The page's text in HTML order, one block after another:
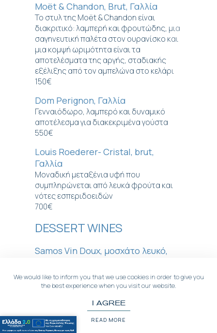
Moët & Chandon, Brut, Γαλλία
Το στυλ της Moët & Chandon είναι
διακριτικό: λαμπερή και φρουτώδης, μια
σαγηνευτική παλέτα στον ουρανίσκο και
μια κομψή ωριμότητα είναι τα
αποτελέσματα της αργής, σταδιακής
εξέλιξης από τον αμπελώνα στο κελάρι
150€
Dom Perignon, Γαλλία
Γενναιόδωρο, λαμπερό και δυναμικό
αποτέλεσμα για διακεκριμένα γούστα
550€
Louis Roederer- Cristal, brut,
Γαλλία
Μοναδική μεταξένια υφή που
συμπληρώνεται από λευκά φρούτα και
νότες εσπεριδοειδών
700€
DESSERT WINES
Samos Vin Doux, μοσχάτο λευκό,
Ελκυστικό, εκρηκτικό, φρουτώδες με
ανοιχτόχρωμο χρυσαφί χρώμα.
Vinsanto Καραμολέγκος, γλυκό
κρασί, Ασύρτικο, Σαντορίνη, 500ml
We would like to inform you that we use cookies in order to give you
the best experience when you visit our website.
I AGREE
READ MORE